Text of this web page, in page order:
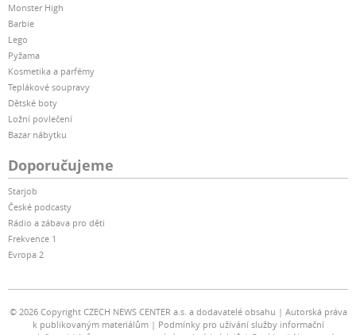
Monster High
Barbie
Lego
Pyžama
Kosmetika a parfémy
Teplákové soupravy
Dětské boty
Ložní povlečení
Bazar nábytku
Doporučujeme
Starjob
České podcasty
Rádio a zábava pro děti
Frekvence 1
Evropa 2
© 2026 Copyright CZECH NEWS CENTER a.s. a dodavatelé obsahu
Autorská práva
k publikovaným materiálům
Podmínky pro užívání služby informační